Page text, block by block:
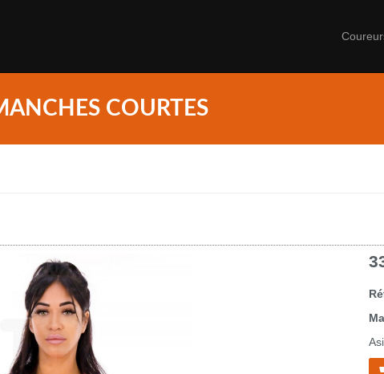
COURTES